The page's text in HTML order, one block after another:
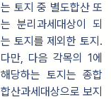
는 토지 중 별도합산 또
는 분리과세대상이 되
는 토지를 제외한 토지.
다만, 다음 각목의 1에
해당하는 토지는 종합
합산과세대상으로 보지